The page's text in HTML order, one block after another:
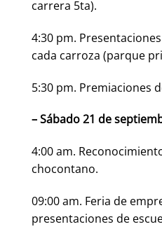
carrera 5ta).
4:30 pm.
cada carroza (parque
5:30 pm. Premiaciones
– Sábado 21 de
4:00 am.
chocontano.
09:00 am. Feria de
presentaciones de